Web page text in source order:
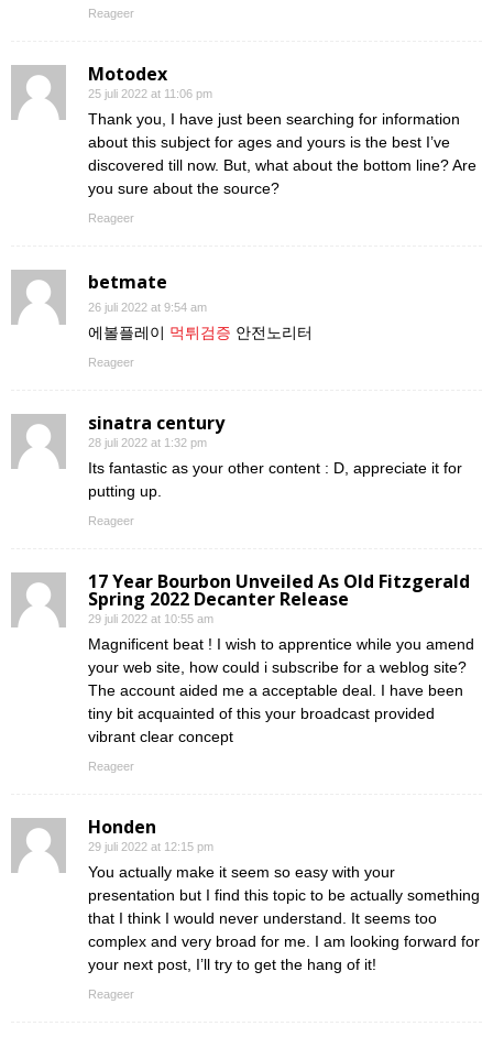
Reageer
Motodex
25 juli 2022 at 11:06 pm
Thank you, I have just been searching for information
about this subject for ages and yours is the best I’ve
discovered till now. But, what about the bottom line? Are
you sure about the source?
Reageer
betmate
26 juli 2022 at 9:54 am
에볼플레이 먹튀검증 안전노리터
Reageer
sinatra century
28 juli 2022 at 1:32 pm
Its fantastic as your other content : D, appreciate it for
putting up.
Reageer
17 Year Bourbon Unveiled As Old Fitzgerald
Spring 2022 Decanter Release
29 juli 2022 at 10:55 am
Magnificent beat ! I wish to apprentice while you amend
your web site, how could i subscribe for a weblog site?
The account aided me a acceptable deal. I have been
tiny bit acquainted of this your broadcast provided
vibrant clear concept
Reageer
Honden
29 juli 2022 at 12:15 pm
You actually make it seem so easy with your
presentation but I find this topic to be actually something
that I think I would never understand. It seems too
complex and very broad for me. I am looking forward for
your next post, I’ll try to get the hang of it!
Reageer